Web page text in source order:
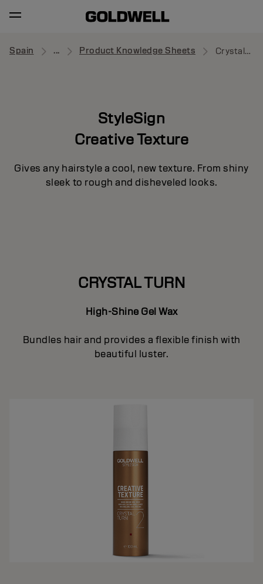
Spain ... Product Knowledge Sheets Crystal Turn
StyleSign
Creative Texture
Gives any hairstyle a cool, new texture. From shiny
sleek to rough and disheveled looks.
CRYSTAL TURN
High-Shine Gel Wax
Bundles hair and provides a flexible finish with
beautiful luster.